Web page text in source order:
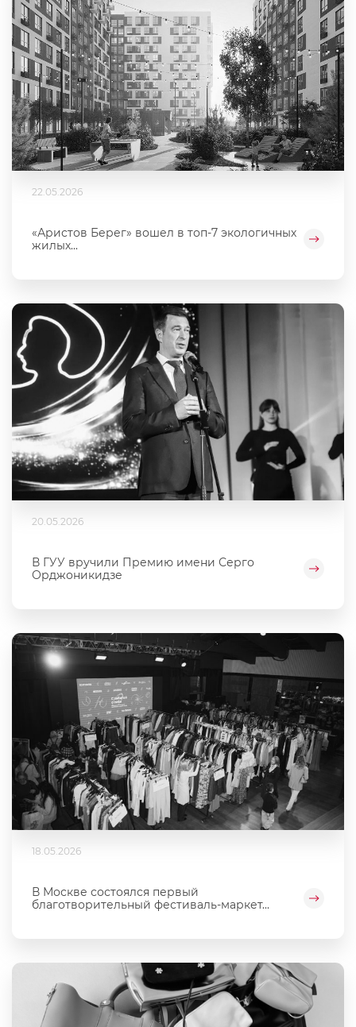
22.05.2026
«Аристов Берег» вошел в топ-7 экологичных
жилых...
20.05.2026
В ГУУ вручили Премию имени Серго
Орджоникидзе
18.05.2026
В Москве состоялся первый
благотворительный фестиваль‑маркет...